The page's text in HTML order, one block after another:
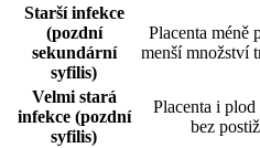
Starší infekce
(pozdní
sekundární
syfilis)
Placenta méně
menší množství
Velmi stará
infekce (pozdní
syfilis)
Placenta i plod
bez